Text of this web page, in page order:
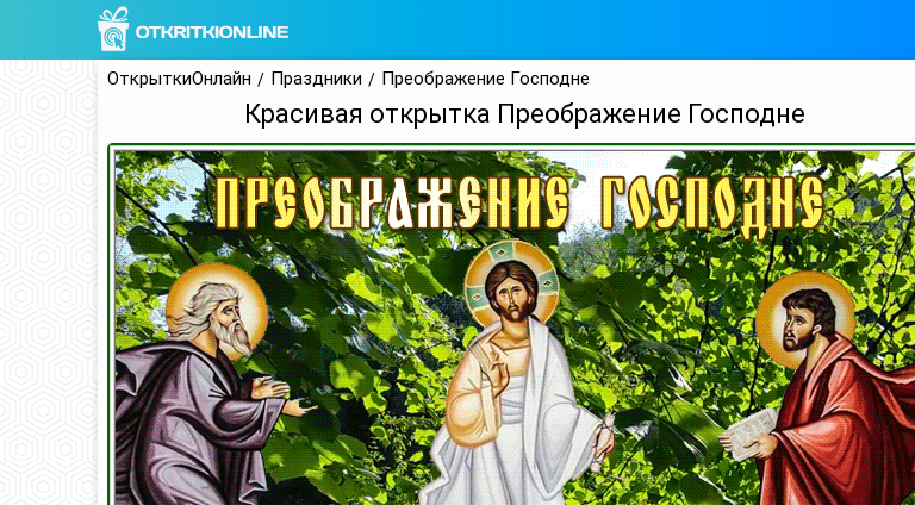
ОткрыткиОнлайн Праздники Преображение Господне
Красивая открытка Преображение Господне